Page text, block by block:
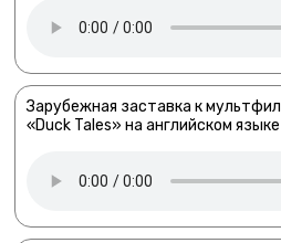
Зарубежная заставка к
«Duck Tales» на английском языке